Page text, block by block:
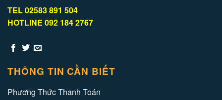
TEL 02583 891 504
HOTLINE 092 184 2767
THÔNG TIN CẦN BIẾT
Phương Thức Thanh Toán